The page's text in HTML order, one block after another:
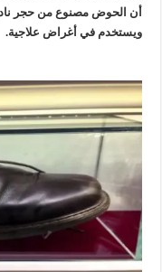
أن الحوض مصنوع من حجر
ويستخدم في أغراض علاجية.